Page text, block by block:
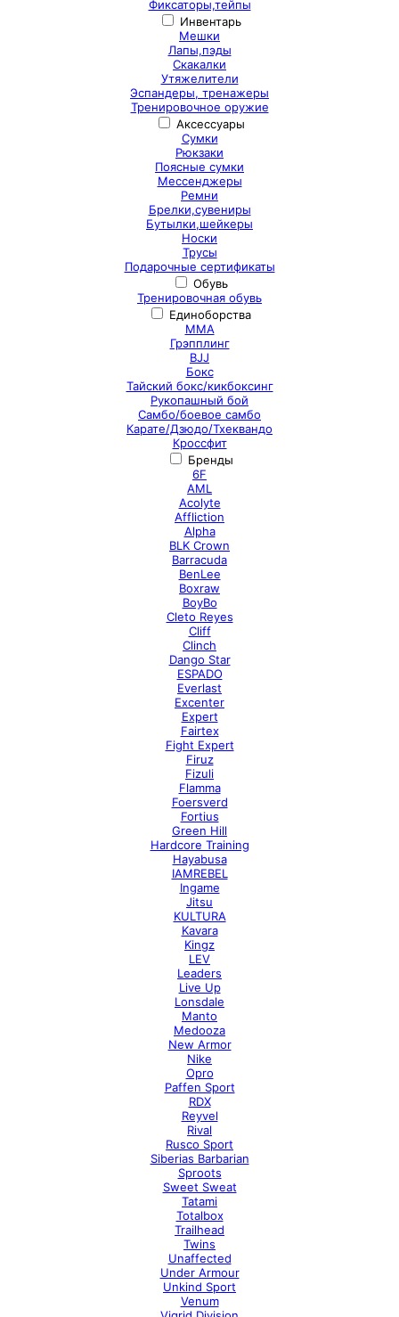
Фиксаторы,тейпы
Инвентарь
Мешки
Лапы,пэды
Скакалки
Утяжелители
Эспандеры, тренажеры
Тренировочное оружие
Аксессуары
Сумки
Рюкзаки
Поясные сумки
Мессенджеры
Ремни
Брелки,сувениры
Бутылки,шейкеры
Носки
Трусы
Подарочные сертификаты
Обувь
Тренировочная обувь
Единоборства
ММА
Грэпплинг
BJJ
Бокс
Тайский бокс/кикбоксинг
Рукопашный бой
Самбо/боевое самбо
Карате/Дзюдо/Тхеквандо
Кроссфит
Бренды
6F
AML
Acolyte
Affliction
Alpha
BLK Crown
Barracuda
BenLee
Boxraw
BoyBo
Cleto Reyes
Cliff
Clinch
Dango Star
ESPADO
Everlast
Excenter
Expert
Fairtex
Fight Expert
Firuz
Fizuli
Flamma
Foersverd
Fortius
Green Hill
Hardcore Training
Hayabusa
IAMREBEL
Ingame
Jitsu
KULTURA
Kavara
Kingz
LEV
Leaders
Live Up
Lonsdale
Manto
Medooza
New Armor
Nike
Opro
Paffen Sport
RDX
Reyvel
Rival
Rusco Sport
Siberias Barbarian
Sproots
Sweet Sweat
Tatami
Totalbox
Trailhead
Twins
Unaffected
Under Armour
Unkind Sport
Venum